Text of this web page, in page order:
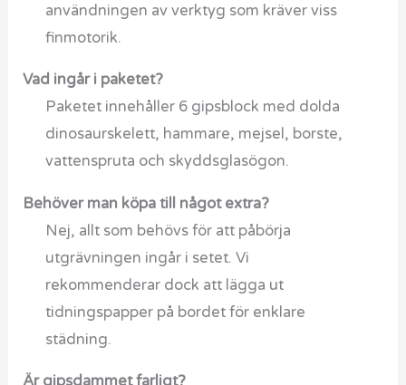
användningen av verktyg som kräver viss
finmotorik.
Vad ingår i paketet?
Paketet innehåller 6 gipsblock med dolda
dinosaurskelett, hammare, mejsel, borste,
vattenspruta och skyddsglasögon.
Behöver man köpa till något extra?
Nej, allt som behövs för att påbörja
utgrävningen ingår i setet. Vi
rekommenderar dock att lägga ut
tidningspapper på bordet för enklare
städning.
Är gipsdammet farligt?